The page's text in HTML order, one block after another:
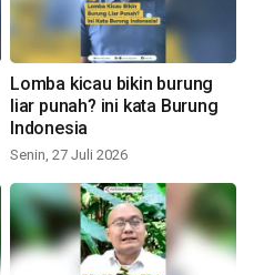
Lomba kicau bikin burung
liar punah? ini kata Burung
Indonesia
Senin, 27 Juli 2026